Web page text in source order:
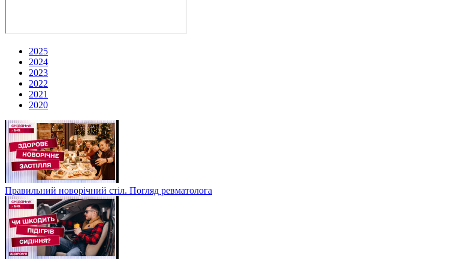
2025
2024
2023
2022
2021
2020
Правильний новорічний стіл. Погляд ревматолога